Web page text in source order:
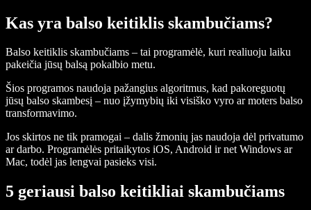
Kas yra balso keitiklis skambučiams?
Balso keitiklis skambučiams – tai programėlė, kuri realiuoju laiku
pakeičia jūsų balsą pokalbio metu.
Šios programos naudoja pažangius algoritmus, kad pakoreguotų
jūsų balso skambesį – nuo įžymybių iki visiško vyro ar moters balso
transformavimo.
Jos skirtos ne tik pramogai – dalis žmonių jas naudoja dėl privatumo
ar darbo. Programėlės pritaikytos iOS, Android ir net Windows ar
Mac, todėl jas lengvai pasieks visi.
5 geriausi balso keitikliai skambučiams